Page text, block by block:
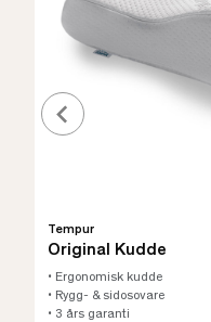
Tempur
Original Kudde
• Ergonomisk kudde
• Rygg- & sidosovare
• 3 års garanti